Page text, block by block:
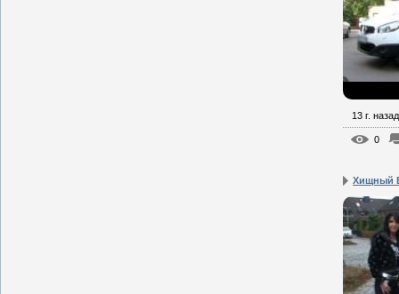
13 г. назад
0
Хищный